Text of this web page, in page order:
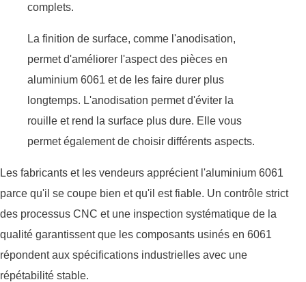
complets.
La finition de surface, comme l'anodisation,
permet d'améliorer l'aspect des pièces en
aluminium 6061 et de les faire durer plus
longtemps. L'anodisation permet d'éviter la
rouille et rend la surface plus dure. Elle vous
permet également de choisir différents aspects.
Les fabricants et les vendeurs apprécient l'aluminium 6061
parce qu'il se coupe bien et qu'il est fiable. Un contrôle strict
des processus CNC et une inspection systématique de la
qualité garantissent que les composants usinés en 6061
répondent aux spécifications industrielles avec une
répétabilité stable.